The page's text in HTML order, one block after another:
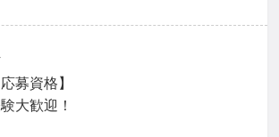
募資格】
大歓迎！